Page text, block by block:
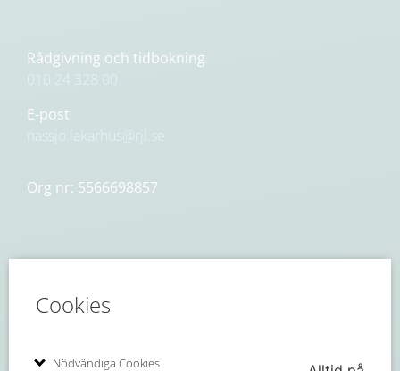
Rådgivning och tidbokning
010 24 328 00
E-post
nassjo.lakarhus@rjl.se
Org nr: 5566698857
Cookies
Nödvändiga Cookies